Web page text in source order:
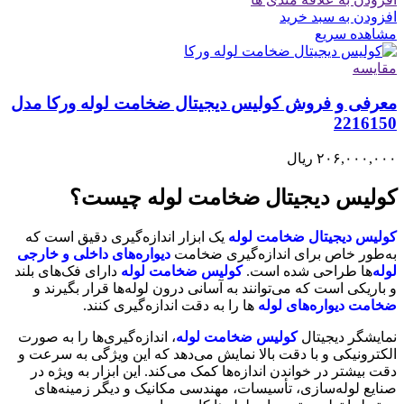
افزودن به سبد خرید
مشاهده سریع
مقایسه
معرفی و فروش کولیس دیجیتال ضخامت لوله ورکا مدل
2216150
۲۰۶,۰۰۰,۰۰۰ ریال
کولیس دیجیتال ضخامت لوله چیست؟
کولیس دیجیتال ضخامت لوله یک ابزار اندازه‌گیری دقیق است که
به‌طور خاص برای اندازه‌گیری ضخامت دیواره‌های داخلی و خارجی
لوله‌ها طراحی شده است.کولیس ضخامت لوله دارای فک‌های بلند
و باریکی است که می‌توانند به آسانی درون لوله‌ها قرار بگیرند و
ضخامت دیواره‌های لوله ها را به دقت اندازه‌گیری کنند.
نمایشگر دیجیتالکولیس ضخامت لوله، اندازه‌گیری‌ها را به صورت
الکترونیکی و با دقت بالا نمایش می‌دهد که این ویژگی به سرعت و
دقت بیشتر در خواندن اندازه‌ها کمک می‌کند. این ابزار به ویژه در
صنایع لوله‌سازی، تأسیسات، مهندسی مکانیک و دیگر زمینه‌های